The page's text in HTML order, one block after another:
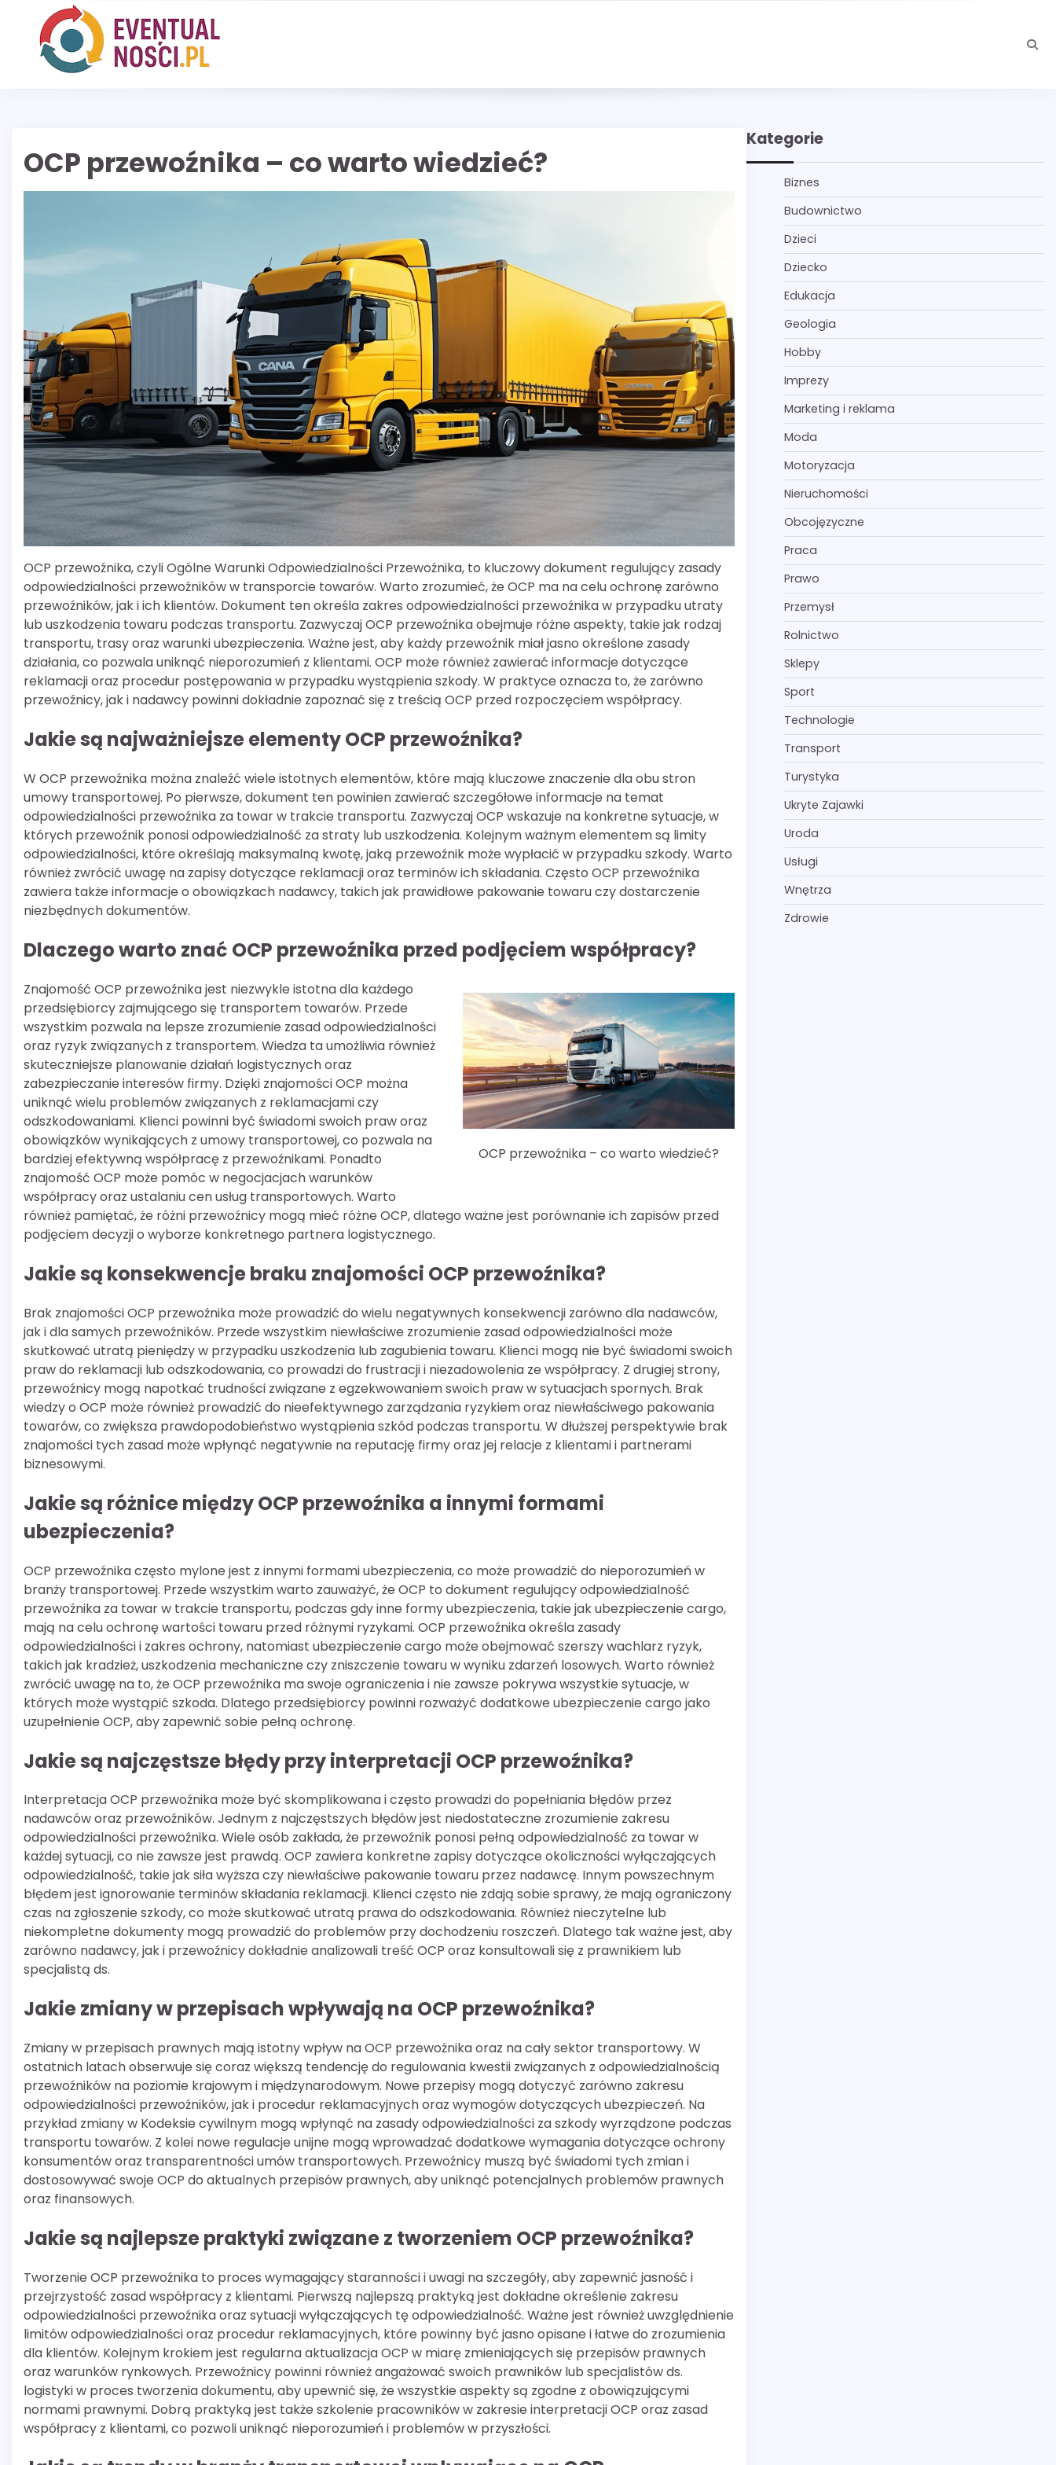
content
OCP przewoźnika – co warto wiedzieć?
OCP przewoźnika, czyli Ogólne Warunki Odpowiedzialności Przewoźnika, to kluczowy dokument regulujący zasady
odpowiedzialności przewoźników w transporcie towarów. Warto zrozumieć, że OCP ma na celu ochronę zarówno
przewoźników, jak i ich klientów. Dokument ten określa zakres odpowiedzialności przewoźnika w przypadku utraty
lub uszkodzenia towaru podczas transportu. Zazwyczaj OCP przewoźnika obejmuje różne aspekty, takie jak rodzaj
transportu, trasy oraz warunki ubezpieczenia. Ważne jest, aby każdy przewoźnik miał jasno określone zasady
działania, co pozwala uniknąć nieporozumień z klientami. OCP może również zawierać informacje dotyczące
reklamacji oraz procedur postępowania w przypadku wystąpienia szkody. W praktyce oznacza to, że zarówno
przewoźnicy, jak i nadawcy powinni dokładnie zapoznać się z treścią OCP przed rozpoczęciem współpracy.
Jakie są najważniejsze elementy OCP przewoźnika?
W OCP przewoźnika można znaleźć wiele istotnych elementów, które mają kluczowe znaczenie dla obu stron
umowy transportowej. Po pierwsze, dokument ten powinien zawierać szczegółowe informacje na temat
odpowiedzialności przewoźnika za towar w trakcie transportu. Zazwyczaj OCP wskazuje na konkretne sytuacje, w
których przewoźnik ponosi odpowiedzialność za straty lub uszkodzenia. Kolejnym ważnym elementem są limity
odpowiedzialności, które określają maksymalną kwotę, jaką przewoźnik może wypłacić w przypadku szkody. Warto
również zwrócić uwagę na zapisy dotyczące reklamacji oraz terminów ich składania. Często OCP przewoźnika
zawiera także informacje o obowiązkach nadawcy, takich jak prawidłowe pakowanie towaru czy dostarczenie
niezbędnych dokumentów.
Dlaczego warto znać OCP przewoźnika przed podjęciem współpracy?
OCP przewoźnika – co warto wiedzieć?
Znajomość OCP przewoźnika jest niezwykle istotna dla każdego
przedsiębiorcy zajmującego się transportem towarów. Przede
wszystkim pozwala na lepsze zrozumienie zasad odpowiedzialności
oraz ryzyk związanych z transportem. Wiedza ta umożliwia również
skuteczniejsze planowanie działań logistycznych oraz
zabezpieczanie interesów firmy. Dzięki znajomości OCP można
uniknąć wielu problemów związanych z reklamacjami czy
odszkodowaniami. Klienci powinni być świadomi swoich praw oraz
obowiązków wynikających z umowy transportowej, co pozwala na
bardziej efektywną współpracę z przewoźnikami. Ponadto
znajomość OCP może pomóc w negocjacjach warunków
współpracy oraz ustalaniu cen usług transportowych. Warto
również pamiętać, że różni przewoźnicy mogą mieć różne OCP, dlatego ważne jest porównanie ich zapisów przed
podjęciem decyzji o wyborze konkretnego partnera logistycznego.
Jakie są konsekwencje braku znajomości OCP przewoźnika?
Brak znajomości OCP przewoźnika może prowadzić do wielu negatywnych konsekwencji zarówno dla nadawców,
jak i dla samych przewoźników. Przede wszystkim niewłaściwe zrozumienie zasad odpowiedzialności może
skutkować utratą pieniędzy w przypadku uszkodzenia lub zagubienia towaru. Klienci mogą nie być świadomi swoich
praw do reklamacji lub odszkodowania, co prowadzi do frustracji i niezadowolenia ze współpracy. Z drugiej strony,
przewoźnicy mogą napotkać trudności związane z egzekwowaniem swoich praw w sytuacjach spornych. Brak
wiedzy o OCP może również prowadzić do nieefektywnego zarządzania ryzykiem oraz niewłaściwego pakowania
towarów, co zwiększa prawdopodobieństwo wystąpienia szkód podczas transportu. W dłuższej perspektywie brak
znajomości tych zasad może wpłynąć negatywnie na reputację firmy oraz jej relacje z klientami i partnerami
biznesowymi.
Jakie są różnice między OCP przewoźnika a innymi formami
ubezpieczenia?
OCP przewoźnika często mylone jest z innymi formami ubezpieczenia, co może prowadzić do nieporozumień w
branży transportowej. Przede wszystkim warto zauważyć, że OCP to dokument regulujący odpowiedzialność
przewoźnika za towar w trakcie transportu, podczas gdy inne formy ubezpieczenia, takie jak ubezpieczenie cargo,
mają na celu ochronę wartości towaru przed różnymi ryzykami. OCP przewoźnika określa zasady
odpowiedzialności i zakres ochrony, natomiast ubezpieczenie cargo może obejmować szerszy wachlarz ryzyk,
takich jak kradzież, uszkodzenia mechaniczne czy zniszczenie towaru w wyniku zdarzeń losowych. Warto również
zwrócić uwagę na to, że OCP przewoźnika ma swoje ograniczenia i nie zawsze pokrywa wszystkie sytuacje, w
których może wystąpić szkoda. Dlatego przedsiębiorcy powinni rozważyć dodatkowe ubezpieczenie cargo jako
uzupełnienie OCP, aby zapewnić sobie pełną ochronę.
Jakie są najczęstsze błędy przy interpretacji OCP przewoźnika?
Interpretacja OCP przewoźnika może być skomplikowana i często prowadzi do popełniania błędów przez
nadawców oraz przewoźników. Jednym z najczęstszych błędów jest niedostateczne zrozumienie zakresu
odpowiedzialności przewoźnika. Wiele osób zakłada, że przewoźnik ponosi pełną odpowiedzialność za towar w
każdej sytuacji, co nie zawsze jest prawdą. OCP zawiera konkretne zapisy dotyczące okoliczności wyłączających
odpowiedzialność, takie jak siła wyższa czy niewłaściwe pakowanie towaru przez nadawcę. Innym powszechnym
błędem jest ignorowanie terminów składania reklamacji. Klienci często nie zdają sobie sprawy, że mają ograniczony
czas na zgłoszenie szkody, co może skutkować utratą prawa do odszkodowania. Również nieczytelne lub
niekompletne dokumenty mogą prowadzić do problemów przy dochodzeniu roszczeń. Dlatego tak ważne jest, aby
zarówno nadawcy, jak i przewoźnicy dokładnie analizowali treść OCP oraz konsultowali się z prawnikiem lub
specjalistą ds.
Jakie zmiany w przepisach wpływają na OCP przewoźnika?
Zmiany w przepisach prawnych mają istotny wpływ na OCP przewoźnika oraz na cały sektor transportowy. W
ostatnich latach obserwuje się coraz większą tendencję do regulowania kwestii związanych z odpowiedzialnością
przewoźników na poziomie krajowym i międzynarodowym. Nowe przepisy mogą dotyczyć zarówno zakresu
odpowiedzialności przewoźników, jak i procedur reklamacyjnych oraz wymogów dotyczących ubezpieczeń. Na
przykład zmiany w Kodeksie cywilnym mogą wpłynąć na zasady odpowiedzialności za szkody wyrządzone podczas
transportu towarów. Z kolei nowe regulacje unijne mogą wprowadzać dodatkowe wymagania dotyczące ochrony
konsumentów oraz transparentności umów transportowych. Przewoźnicy muszą być świadomi tych zmian i
dostosowywać swoje OCP do aktualnych przepisów prawnych, aby uniknąć potencjalnych problemów prawnych
oraz finansowych.
Jakie są najlepsze praktyki związane z tworzeniem OCP przewoźnika?
Tworzenie OCP przewoźnika to proces wymagający staranności i uwagi na szczegóły, aby zapewnić jasność i
przejrzystość zasad współpracy z klientami. Pierwszą najlepszą praktyką jest dokładne określenie zakresu
odpowiedzialności przewoźnika oraz sytuacji wyłączających tę odpowiedzialność. Ważne jest również uwzględnienie
limitów odpowiedzialności oraz procedur reklamacyjnych, które powinny być jasno opisane i łatwe do zrozumienia
dla klientów. Kolejnym krokiem jest regularna aktualizacja OCP w miarę zmieniających się przepisów prawnych
oraz warunków rynkowych. Przewoźnicy powinni również angażować swoich prawników lub specjalistów ds.
logistyki w proces tworzenia dokumentu, aby upewnić się, że wszystkie aspekty są zgodne z obowiązującymi
normami prawnymi. Dobrą praktyką jest także szkolenie pracowników w zakresie interpretacji OCP oraz zasad
współpracy z klientami, co pozwoli uniknąć nieporozumień i problemów w przyszłości.
Kategorie
Biznes
Budownictwo
Dzieci
Dziecko
Edukacja
Geologia
Hobby
Imprezy
Marketing i reklama
Moda
Motoryzacja
Nieruchomości
Obcojęzyczne
Praca
Prawo
Przemysł
Rolnictwo
Sklepy
Sport
Technologie
Transport
Turystyka
Ukryte Zajawki
Uroda
Usługi
Wnętrza
Zdrowie